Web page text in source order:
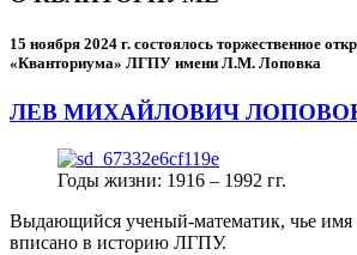
15 ноября 2024 г. состоялось торжественное
«Кванториума» ЛГПУ имени Л.М. Лоповка
ЛЕВ МИХАЙЛОВИЧ
Годы жизни: 1916 – 1992 гг.
Выдающийся ученый-математик, чье имя
вписано в историю ЛГПУ.